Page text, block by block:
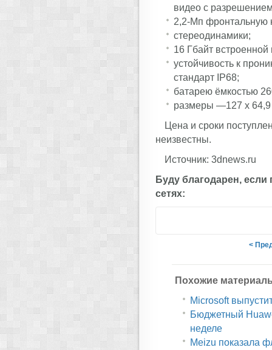
видео с
2,2-Мп фронтальную
стереодинамики;
16 Гбайт
устойчивость к
стандарт IP68;
батарею ёмкостью
размеры —127 x
Цена и сроки
неизвестны.
Источник: 3dnews.ru
Буду благодарен, если
сетях:
<
Похожие
Microsoft
Бюджетный
неделе
Meizu показала